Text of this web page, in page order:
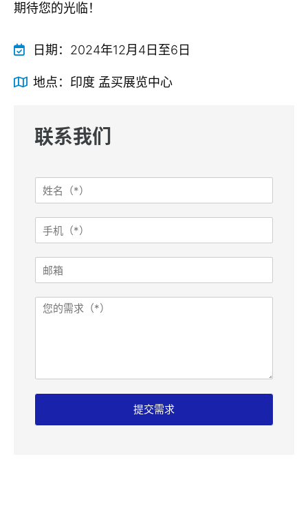
期待您的光临！
日期： 2024年12月4日至6日
地点： 印度 孟买展览中心
联系我们
姓
名
姓
名
I
P
留
言
页
手
箱
需
求
提交需求